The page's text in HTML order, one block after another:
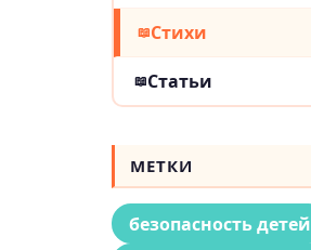
Стихи
Статьи
МЕТКИ
безопасность детей